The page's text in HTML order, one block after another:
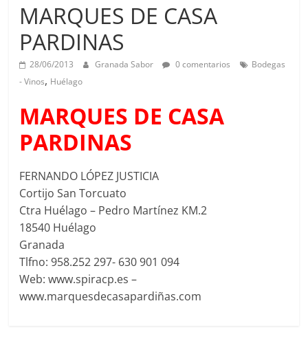
MARQUES DE CASA
PARDINAS
28/06/2013 Granada Sabor 0 comentarios
Bodegas
- Vinos, Huélago
MARQUES DE CASA
PARDINAS
FERNANDO LÓPEZ JUSTICIA
Cortijo San Torcuato
Ctra Huélago – Pedro Martínez KM.2
18540 Huélago
Granada
Tlfno: 958.252 297- 630 901 094
Web: www.spiracp.es –
www.marquesdecasapardiñas.com